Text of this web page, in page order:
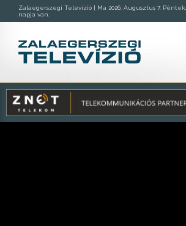
Zalaegerszegi Televízió | Ma 2026. Augusztus 7. Péntek,
napja van.